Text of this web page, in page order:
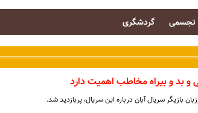
تجسمی گردشگری
و بد و بیراه مخاطب اهمیت دارد
بازیگر سریال آبان درباره این سریال، پربازدید شد.